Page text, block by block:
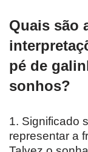
Quais são
pé de
sonhos?
1. Significado
representar a